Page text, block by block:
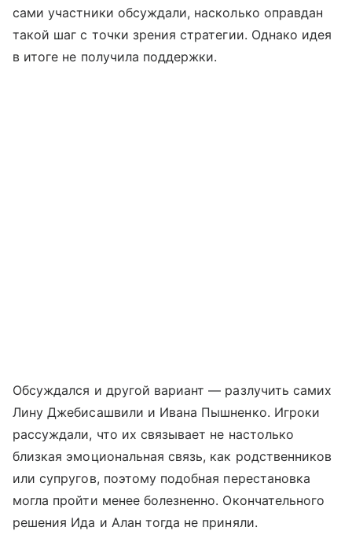
сами участники обсуждали, насколько оправдан
такой шаг с точки зрения стратегии. Однако идея
в итоге не получила поддержки.
Обсуждался и другой вариант — разлучить самих
Лину Джебисашвили и Ивана Пышненко. Игроки
рассуждали, что их связывает не настолько
близкая эмоциональная связь, как родственников
или супругов, поэтому подобная перестановка
могла пройти менее болезненно. Окончательного
решения Ида и Алан тогда не приняли.